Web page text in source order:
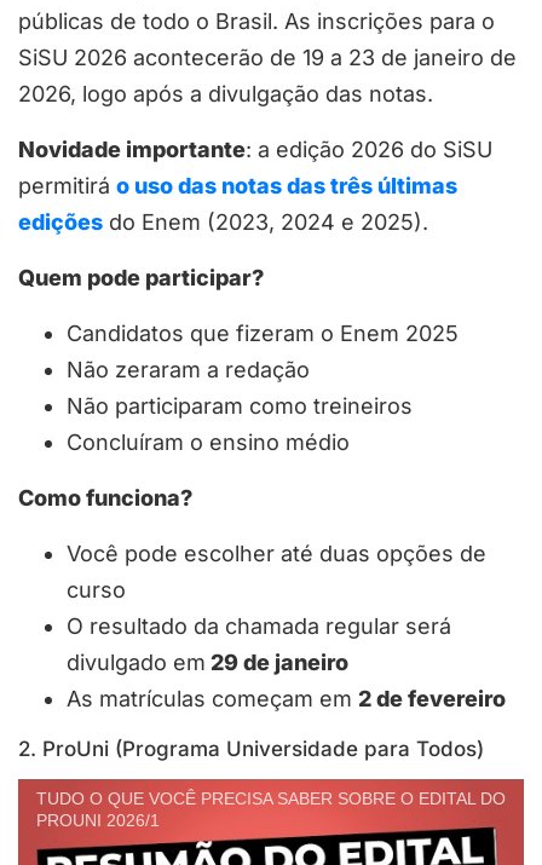
públicas de todo o Brasil. As inscrições para o
SiSU 2026 acontecerão de 19 a 23 de janeiro de
2026, logo após a divulgação das notas.
Novidade importante: a edição 2026 do SiSU
permitirá o uso das notas das três últimas
edições do Enem (2023, 2024 e 2025).
Quem pode participar?
Candidatos que fizeram o Enem 2025
Não zeraram a redação
Não participaram como treineiros
Concluíram o ensino médio
Como funciona?
Você pode escolher até duas opções de
curso
O resultado da chamada regular será
divulgado em 29 de janeiro
As matrículas começam em 2 de fevereiro
2. ProUni (Programa Universidade para Todos)
TUDO O QUE VOCÊ PRECISA SABER SOBRE O EDITAL DO
PROUNI 2026/1